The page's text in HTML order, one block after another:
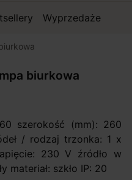
Wyprzedaże
biurkowa
szerokość (mm): 260
/ rodzaj trzonka: 1 x
230 V źródło w
materiał: szkło IP: 20